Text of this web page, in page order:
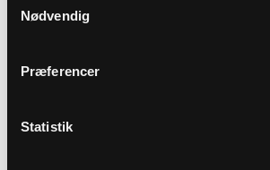
Nødvendig
Præferencer
Statistik